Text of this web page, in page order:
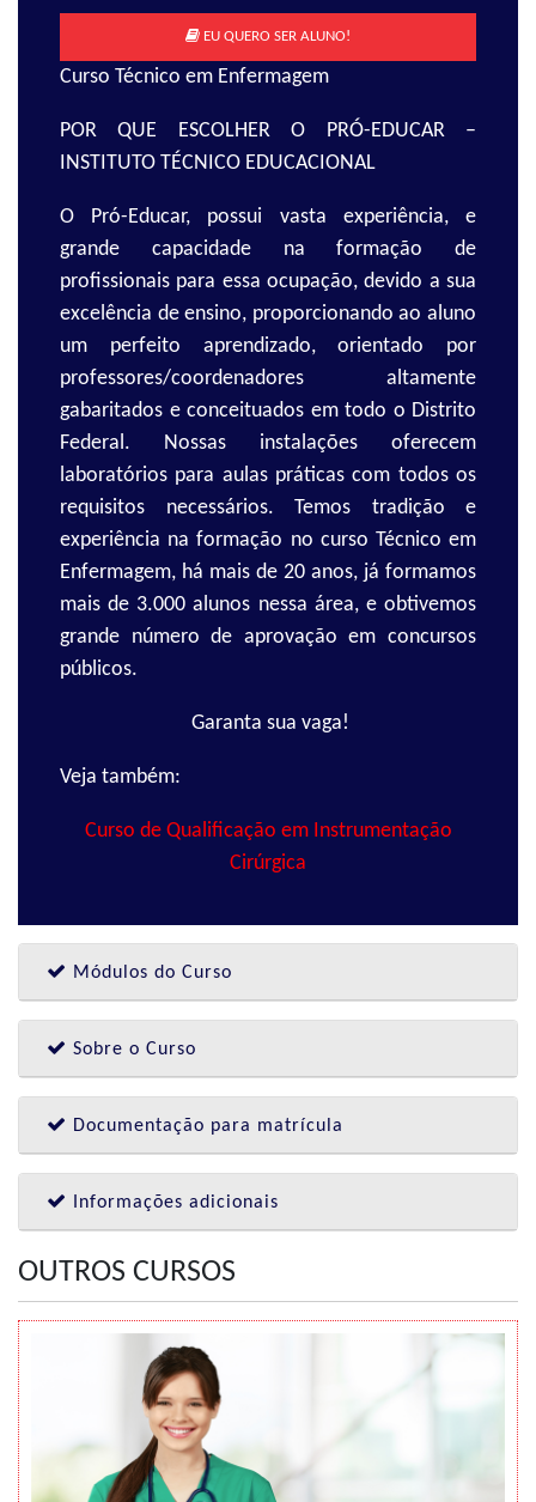
EU QUERO SER ALUNO!
Curso Técnico em Enfermagem
POR QUE ESCOLHER O PRÓ-EDUCAR –
INSTITUTO TÉCNICO EDUCACIONAL
O Pró-Educar, possui vasta experiência, e
grande capacidade na formação de
profissionais para essa ocupação, devido a sua
excelência de ensino, proporcionando ao aluno
um perfeito aprendizado, orientado por
professores/coordenadores altamente
gabaritados e conceituados em todo o Distrito
Federal. Nossas instalações oferecem
laboratórios para aulas práticas com todos os
requisitos necessários. Temos tradição e
experiência na formação no curso Técnico em
Enfermagem, há mais de 20 anos, já formamos
mais de 3.000 alunos nessa área, e obtivemos
grande número de aprovação em concursos
públicos.
Garanta sua vaga!
Veja também:
Curso de Qualificação em Instrumentação
Cirúrgica
Módulos do Curso
Sobre o Curso
Documentação para matrícula
Informações adicionais
OUTROS CURSOS